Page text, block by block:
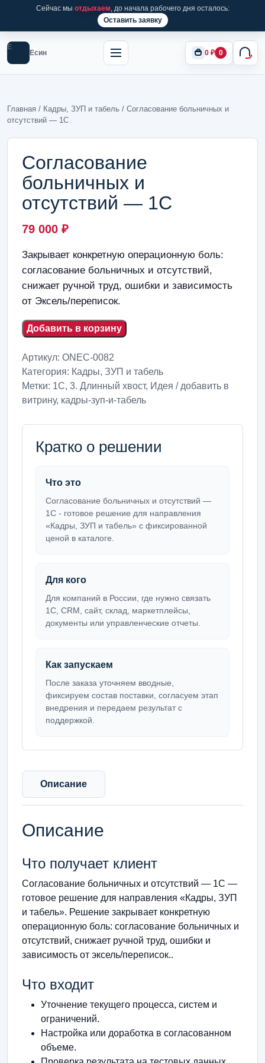
Сейчас мы отдыхаем, до начала рабочего дня осталось:
Оставить заявку
Е
Есин 0 ₽ 0
Главная / Кадры, ЗУП и табель / Согласование больничных и
отсутствий — 1С
Согласование
больничных и
отсутствий — 1С
79 000 ₽
Закрывает конкретную операционную боль:
согласование больничных и отсутствий,
снижает ручной труд, ошибки и зависимость
от Эксель/переписок.
Добавить в корзину
Артикул: ONEC-0082
Категория: Кадры, ЗУП и табель
Метки: 1С, 3. Длинный хвост, Идея / добавить в
витрину, кадры-зуп-и-табель
Кратко о решении
Что это
Согласование больничных и отсутствий —
1С - готовое решение для направления
«Кадры, ЗУП и табель» с фиксированной
ценой в каталоге.
Для кого
Для компаний в России, где нужно связать
1С, CRM, сайт, склад, маркетплейсы,
документы или управленческие отчеты.
Как запускаем
После заказа уточняем вводные,
фиксируем состав поставки, согласуем этап
внедрения и передаем результат с
поддержкой.
Описание
Описание
Что получает клиент
Согласование больничных и отсутствий — 1С —
готовое решение для направления «Кадры, ЗУП
и табель». Решение закрывает конкретную
операционную боль: согласование больничных и
отсутствий, снижает ручной труд, ошибки и
зависимость от эксель/переписок..
Что входит
Уточнение текущего процесса, систем и
ограничений.
Настройка или доработка в согласованном
объеме.